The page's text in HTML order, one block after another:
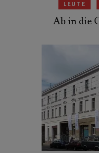
LEUTE
Ab in die